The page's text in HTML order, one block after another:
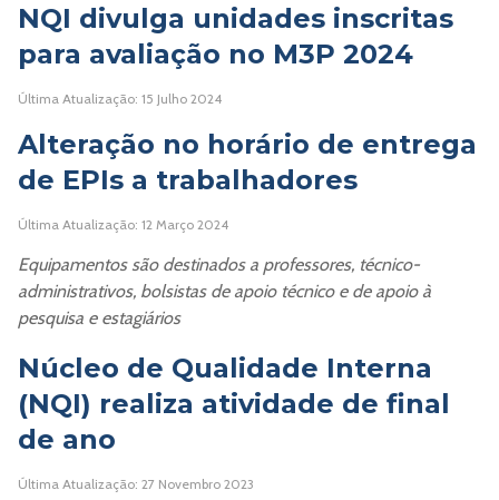
NQI divulga unidades inscritas
para avaliação no M3P 2024
Última Atualização: 15 Julho 2024
Alteração no horário de entrega
de EPIs a trabalhadores
Última Atualização: 12 Março 2024
Equipamentos são destinados a professores, técnico-
administrativos, bolsistas de apoio técnico e de apoio à
pesquisa e estagiários
Núcleo de Qualidade Interna
(NQI) realiza atividade de final
de ano
Última Atualização: 27 Novembro 2023